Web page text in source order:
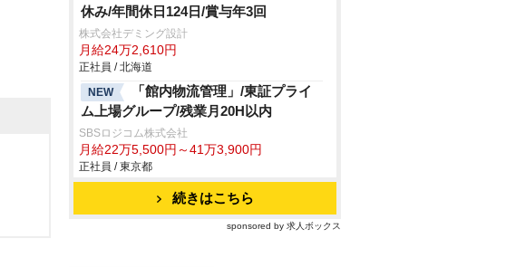
休み/年間休日124日/賞与年3回
株式会社デミング設計
月給24万2,610円
正社員 / 北海道
NEW
「館内物流管理」/東証プライ
ム上場グループ/残業月20H以内
SBSロジコム株式会社
月給22万5,500円～41万3,900円
正社員 / 東京都
続きはこちら
sponsored by 求人ボックス